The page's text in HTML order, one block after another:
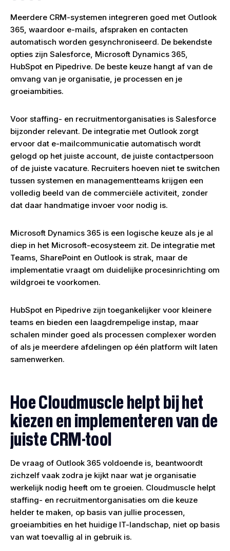
Meerdere CRM-systemen integreren goed met Outlook
365, waardoor e-mails, afspraken en contacten
automatisch worden gesynchroniseerd. De bekendste
opties zijn Salesforce, Microsoft Dynamics 365,
HubSpot en Pipedrive. De beste keuze hangt af van de
omvang van je organisatie, je processen en je
groeiambities.
Voor staffing- en recruitmentorganisaties is Salesforce
bijzonder relevant. De integratie met Outlook zorgt
ervoor dat e-mailcommunicatie automatisch wordt
gelogd op het juiste account, de juiste contactpersoon
of de juiste vacature. Recruiters hoeven niet te switchen
tussen systemen en managementteams krijgen een
volledig beeld van de commerciële activiteit, zonder
dat daar handmatige invoer voor nodig is.
Microsoft Dynamics 365 is een logische keuze als je al
diep in het Microsoft-ecosysteem zit. De integratie met
Teams, SharePoint en Outlook is strak, maar de
implementatie vraagt om duidelijke procesinrichting om
wildgroei te voorkomen.
HubSpot en Pipedrive zijn toegankelijker voor kleinere
teams en bieden een laagdrempelige instap, maar
schalen minder goed als processen complexer worden
of als je meerdere afdelingen op één platform wilt laten
samenwerken.
Hoe Cloudmuscle helpt bij het
kiezen en implementeren van de
juiste CRM-tool
De vraag of Outlook 365 voldoende is, beantwoordt
zichzelf vaak zodra je kijkt naar wat je organisatie
werkelijk nodig heeft om te groeien. Cloudmuscle helpt
staffing- en recruitmentorganisaties om die keuze
helder te maken, op basis van jullie processen,
groeiambities en het huidige IT-landschap, niet op basis
van wat toevallig al in gebruik is.